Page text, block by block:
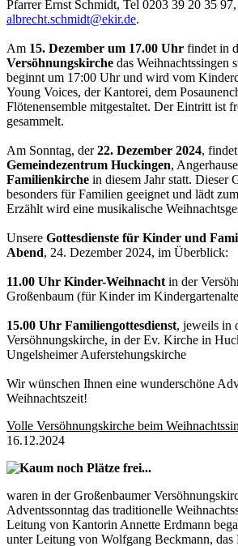
Pfarrer Ernst Schmidt, Tel 0203 39 20 35
albrecht.schmidt@ekir.de.
Am 15. Dezember um 17.00 Uhr findet in
Versöhnungskirche das Weihnachtssingen
beginnt um 17:00 Uhr und wird vom
Young Voices, der Kantorei, dem
Flötenensemble mitgestaltet. Der Eintritt ist
gesammelt.
Am Sonntag, der22. Dezember 2024,
Gemeindezentrum Huckingen,
Familienkirche in diesem Jahr statt. Dieser
besonders für Familien geeignet und lädt
Erzählt wird eine musikalische
Unsere Gottesdienste für Kinder und
Abend, 24. Dezember 2024, im Überblick:
11.00 Uhr Kinder-Weihnacht in der
Großenbaum (für Kinder im
15.00 Uhr Familiengottesdienst, jeweils in
Versöhnungskirche, in der Ev. Kirche in
Ungelsheimer Auferstehungskirche
Wir wünschen Ihnen eine wunderschöne
Weihnachtszeit!
Volle Versöhnungskirche beim
16.12.2024
Kaum noch Plätze frei...
waren in der Großenbaumer
Adventssonntag das traditionelle
Leitung von Kantorin Annette Erdmann
unter Leitung von Wolfgang Beckmann, das